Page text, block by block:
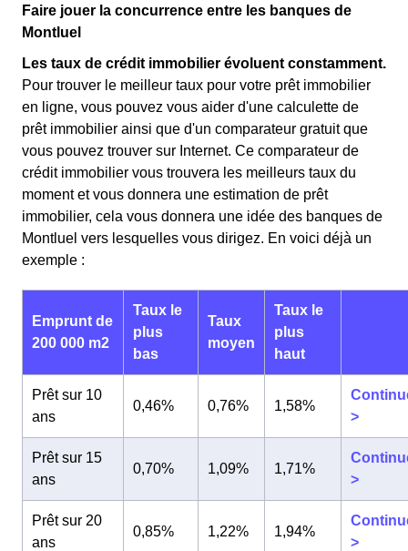
Faire jouer la concurrence entre les banques de
Montluel
Les taux de crédit immobilier évoluent constamment.
Pour trouver le meilleur taux pour votre prêt immobilier
en ligne, vous pouvez vous aider d'une calculette de
prêt immobilier ainsi que d'un comparateur gratuit que
vous pouvez trouver sur Internet. Ce comparateur de
crédit immobilier vous trouvera les meilleurs taux du
moment et vous donnera une estimation de prêt
immobilier, cela vous donnera une idée des banques de
Montluel vers lesquelles vous dirigez. En voici déjà un
exemple :
Emprunt de
200 000 m2
Taux le
plus
bas
Taux
moyen
Taux le
plus
haut
Prêt sur 10
ans
0,46% 0,76% 1,58%
>
Prêt sur 15
ans
0,70% 1,09% 1,71%
>
Prêt sur 20
ans
0,85% 1,22% 1,94%
>